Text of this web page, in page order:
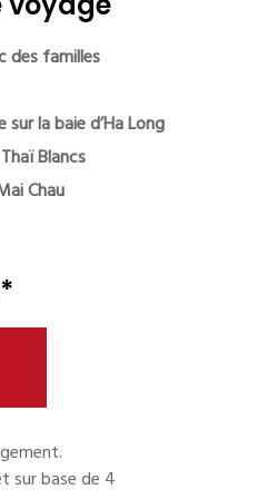
des familles
la baie d’Ha Long
Blancs
Chau
sur base de 4